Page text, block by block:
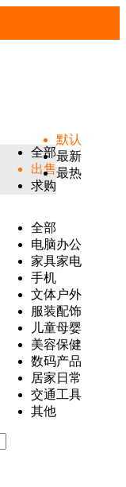
全部
出售
求购
全部
电脑办公
家具家电
手机
文体户外
服装配饰
儿童母婴
美容保健
数码产品
居家日常
交通工具
其他
默认
最新
最热